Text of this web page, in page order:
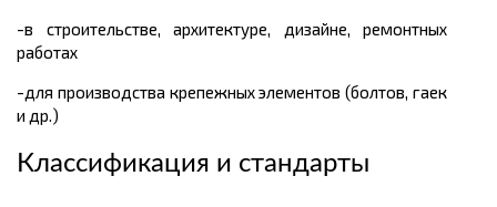
-в строительстве, архитектуре, дизайне, ремонтных
работах
-для производства крепежных элементов (болтов, гаек
и др.)
Классификация и стандарты